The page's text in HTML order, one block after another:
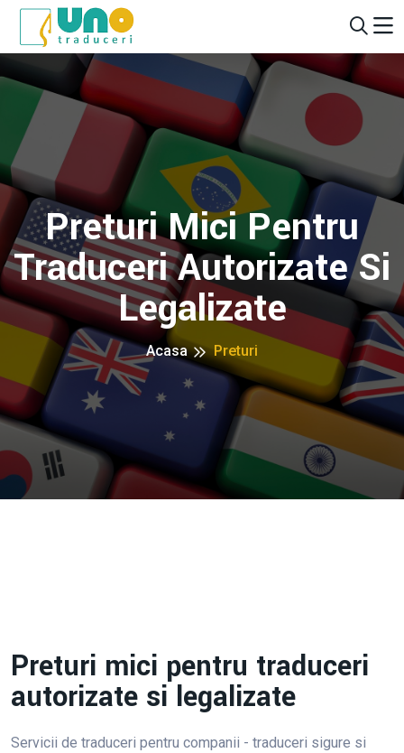
Preturi Mici Pentru
Traduceri Autorizate Si
Legalizate
Acasa Preturi
Preturi mici pentru traduceri
autorizate si legalizate
Servicii de traduceri pentru companii - traduceri sigure si